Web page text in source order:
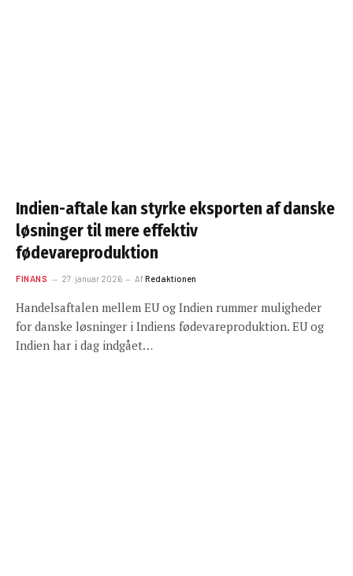
Indien-aftale kan styrke eksporten af danske
løsninger til mere effektiv
fødevareproduktion
FINANS 27. januar 2026 AfRedaktionen
Handelsaftalen mellem EU og Indien rummer muligheder
for danske løsninger i Indiens fødevareproduktion. EU og
Indien har i dag indgået…